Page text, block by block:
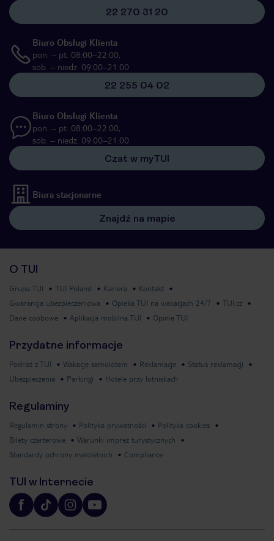
22 270 31 20
Biuro Obsługi Klienta
pon. – pt. 08:00–22:00,
sob. – niedz. 09:00–21:00
22 255 04 02
Biuro Obsługi Klienta
pon. – pt. 08:00–22:00,
sob. – niedz. 09:00–21:00
Czat w myTUI
Biura stacjonarne
Znajdź na mapie
O TUI
Grupa TUI TUI Poland Kariera
Kontakt
Gwarancja ubezpieczeniowa
Opieka TUI na wakacjach 24/7
TUI.cz
Dane osobowe
Aplikacja mobilna TUI Opinie TUI
Przydatne informacje
Podróż z TUI Wakacje samolotem Reklamacje
Status reklamacji
Ubezpieczenia
Parkingi Hotele przy lotniskach
Regulaminy
Regulamin strony Polityka prywatności
Polityka cookies
Bilety czarterowe
Warunki imprez turystycznych
Standardy ochrony małoletnich
Compliance
TUI w Internecie